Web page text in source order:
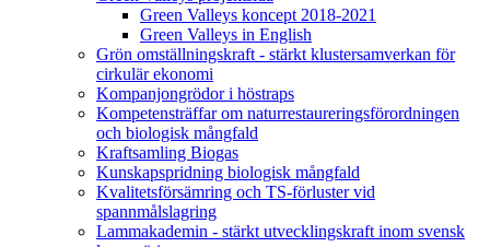
Green Valleys koncept 2018-2021
Green Valleys in English
Grön omställningskraft - stärkt klustersamverkan för
cirkulär ekonomi
Kompanjongrödor i höstraps
Kompetensträffar om naturrestaureringsförordningen
och biologisk mångfald
Kraftsamling Biogas
Kunskapspridning biologisk mångfald
Kvalitetsförsämring och TS-förluster vid
spannmålslagring
Lammakademin - stärkt utvecklingskraft inom svensk